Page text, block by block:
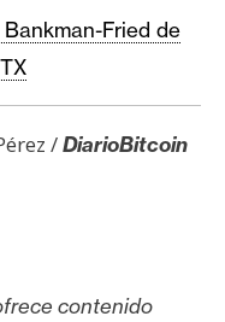
Fried de
/DiarioBitcoin
contenido